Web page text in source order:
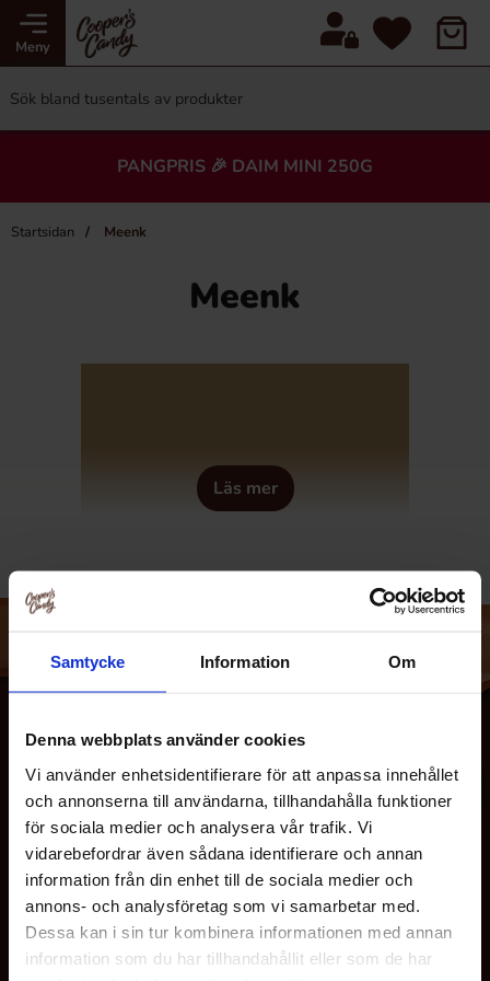
Samtycke Information Om
Denna webbplats använder cookies
Vi använder enhetsidentifierare för att anpassa innehållet
och annonserna till användarna, tillhandahålla funktioner
för sociala medier och analysera vår trafik. Vi
vidarebefordrar även sådana identifierare och annan
information från din enhet till de sociala medier och
annons- och analysföretag som vi samarbetar med.
Dessa kan i sin tur kombinera informationen med annan
information som du har tillhandahållit eller som de har
Meny
PANGPRIS 🎉 DAIM MINI 250G
Startsidan Meenk
Meenk
Läs mer
OM OSS